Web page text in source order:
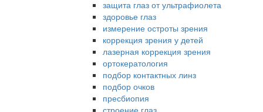
защита глаз от ультрафиолета
здоровье глаз
измерение остроты зрения
коррекция зрения у детей
лазерная коррекция зрения
ортокератология
подбор контактных линз
подбор очков
пресбиопия